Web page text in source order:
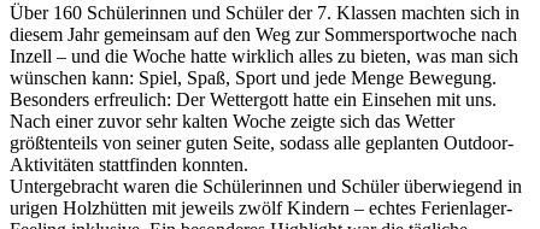
Über 160 Schülerinnen und Schüler der 7. Klassen machten sich in
diesem Jahr gemeinsam auf den Weg zur Sommersportwoche nach
Inzell – und die Woche hatte wirklich alles zu bieten, was man sich
wünschen kann: Spiel, Spaß, Sport und jede Menge Bewegung.
Besonders erfreulich: Der Wettergott hatte ein Einsehen mit uns.
Nach einer zuvor sehr kalten Woche zeigte sich das Wetter
größtenteils von seiner guten Seite, sodass alle geplanten Outdoor-
Aktivitäten stattfinden konnten.
Untergebracht waren die Schülerinnen und Schüler überwiegend in
urigen Holzhütten mit jeweils zwölf Kindern – echtes Ferienlager-